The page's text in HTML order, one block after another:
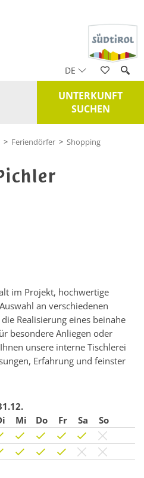
DE
UNTERKUNFT
SUCHEN
> Feriendörfer > Shopping
im Projekt, hochwertige
an verschiedenen
Realisierung eines beinahe
besondere Anliegen oder
unsere interne Tischlerei
Erfahrung und feinster
Mi Do Fr Sa
So